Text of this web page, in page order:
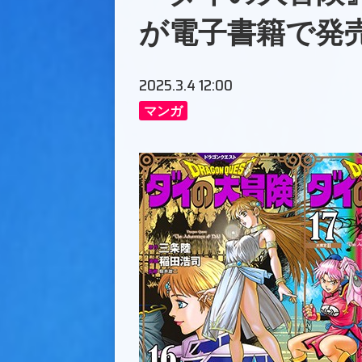
が電子書籍で発
2025.3.4 12:00
マンガ